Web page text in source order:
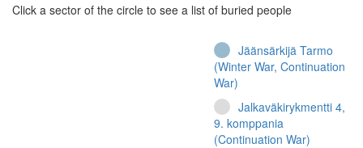
Click a sector of the circle to see a list of buried people
Jäänsärkijä Tarmo
(Winter War, Continuation
War)
Jalkaväkirykmentti 4,
9. komppania
(Continuation War)